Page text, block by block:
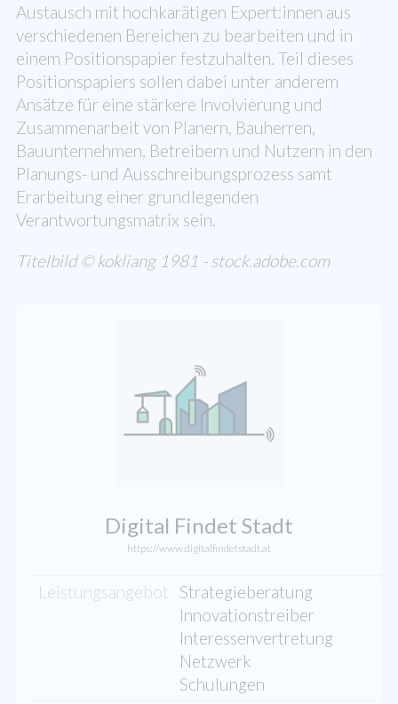
Austausch mit hochkarätigen Expert:innen aus
verschiedenen Bereichen zu bearbeiten und in
einem Positionspapier festzuhalten. Teil dieses
Positionspapiers sollen dabei unter anderem
Ansätze für eine stärkere Involvierung und
Zusammenarbeit von Planern, Bauherren,
Bauunternehmen, Betreibern und Nutzern in den
Planungs- und Ausschreibungsprozess samt
Erarbeitung einer grundlegenden
Verantwortungsmatrix sein.
Titelbild © kokliang 1981 - stock.adobe.com
Digital Findet Stadt
https://www.digitalfindetstadt.at
Leistungsangebot
Strategieberatung
Innovationstreiber
Interessenvertretung
Netzwerk
Schulungen